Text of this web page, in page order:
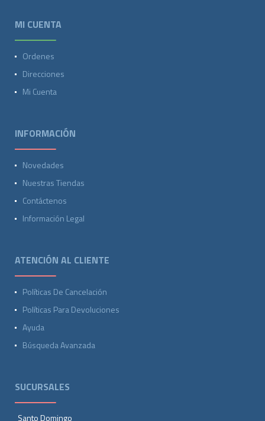
MI CUENTA
Ordenes
Direcciones
Mi Cuenta
INFORMACIÓN
Novedades
Nuestras Tiendas
Contáctenos
Información Legal
ATENCIÓN AL CLIENTE
Políticas De Cancelación
Políticas Para Devoluciones
Ayuda
Búsqueda Avanzada
SUCURSALES
Santo Domingo